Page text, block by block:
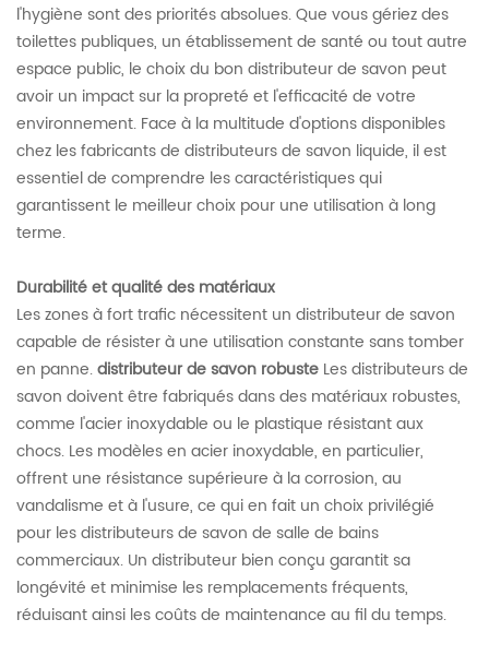
l'hygiène sont des priorités absolues. Que vous gériez des
toilettes publiques, un établissement de santé ou tout autre
espace public, le choix du bon distributeur de savon peut
avoir un impact sur la propreté et l'efficacité de votre
environnement. Face à la multitude d'options disponibles
chez les fabricants de distributeurs de savon liquide, il est
essentiel de comprendre les caractéristiques qui
garantissent le meilleur choix pour une utilisation à long
terme.
Durabilité et qualité des matériaux
Les zones à fort trafic nécessitent un distributeur de savon
capable de résister à une utilisation constante sans tomber
en panne.distributeur de savon robuste Les distributeurs de
savon doivent être fabriqués dans des matériaux robustes,
comme l'acier inoxydable ou le plastique résistant aux
chocs. Les modèles en acier inoxydable, en particulier,
offrent une résistance supérieure à la corrosion, au
vandalisme et à l'usure, ce qui en fait un choix privilégié
pour les distributeurs de savon de salle de bains
commerciaux. Un distributeur bien conçu garantit sa
longévité et minimise les remplacements fréquents,
réduisant ainsi les coûts de maintenance au fil du temps.